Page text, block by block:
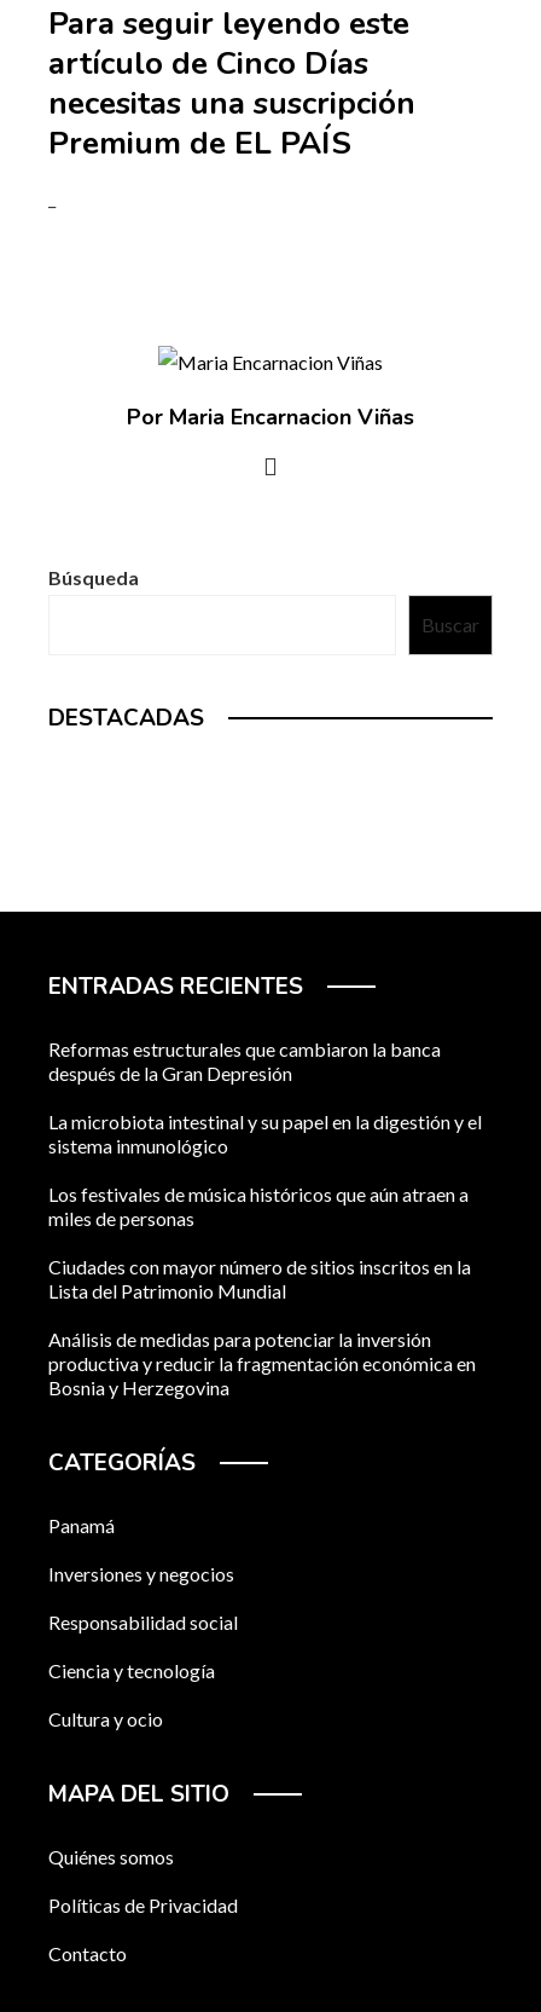
Para seguir leyendo este
artículo de Cinco Días
necesitas una suscripción
Premium de EL PAÍS
Por Maria Encarnacion Viñas
Búsqueda
Buscar
DESTACADAS
ENTRADAS RECIENTES
Reformas estructurales que cambiaron la banca
después de la Gran Depresión
La microbiota intestinal y su papel en la digestión y el
sistema inmunológico
Los festivales de música históricos que aún atraen a
miles de personas
Ciudades con mayor número de sitios inscritos en la
Lista del Patrimonio Mundial
Análisis de medidas para potenciar la inversión
productiva y reducir la fragmentación económica en
Bosnia y Herzegovina
CATEGORÍAS
Panamá
Inversiones y negocios
Responsabilidad social
Ciencia y tecnología
Cultura y ocio
MAPA DEL SITIO
Quiénes somos
Políticas de Privacidad
Contacto